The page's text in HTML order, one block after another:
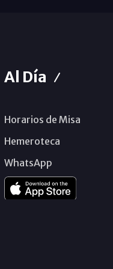
Al Día
Horarios de Misa
Hemeroteca
WhatsApp